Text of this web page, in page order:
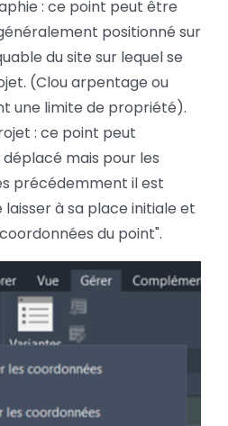
: ce point peut être
positionné sur
du site sur lequel se
(Clou arpentage ou
une limite de propriété).
: ce point peut
mais pour les
précédemment il est
à sa place initiale et
du point".